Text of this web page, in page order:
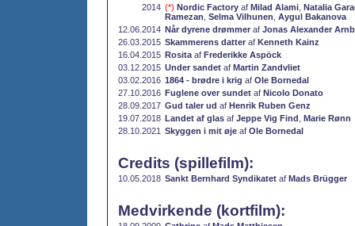
2014 (*) Nordic Factory af Milad Alami Natalia
Ramezan Selma Vilhunen Aygul Bakanova
12.06.2014 Når dyrene drømmer af Jonas Alexander
26.03.2015 Skammerens datter af Kenneth Kainz
16.04.2015 Rosita af Frederikke Aspöck
03.12.2015 Under sandet af Martin Zandvliet
03.02.2016 1864 - brødre i krig af Ole Bornedal
27.10.2016 Fuglene over sundet af Nicolo Donato
28.09.2017 Gud taler ud af Henrik Ruben Genz
19.07.2018 Landet af glas af Jeppe Vig Find Marie Rønn
28.10.2021 Skyggen i mit øje af Ole Bornedal
Credits (spillefilm):
10.05.2018 Sankt Bernhard Syndikatet af Mads Brügger
Medvirkende (kortfilm):